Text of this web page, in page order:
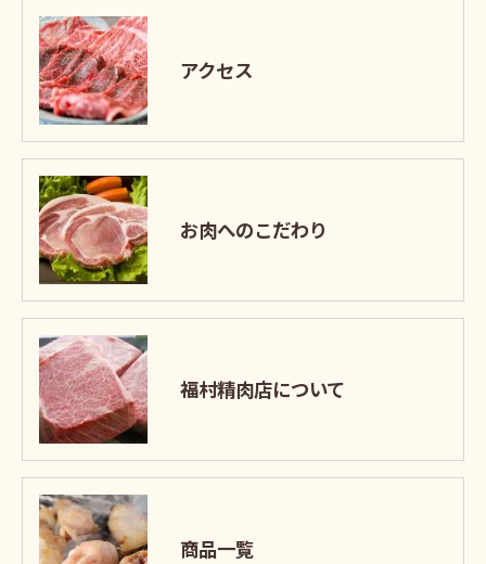
アクセス
お肉へのこだわり
福村精肉店について
商品一覧